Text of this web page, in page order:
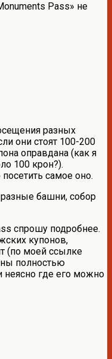
Pass» не
разных
они стоят 100-200
оправдана (как я
100 крон?).
самое оно.
башни, собор
спрошу подробнее.
купонов,
(по моей ссылке
полностью
неясно где его можно